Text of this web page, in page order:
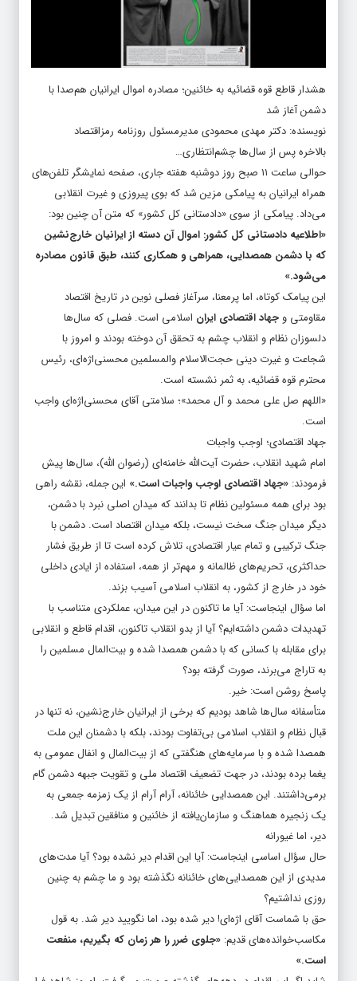
هشدار قاطع قوه قضائیه به خائنین؛ مصادره اموال ایرانیان هم‌صدا با
دشمن آغاز شد
نویسنده: دکتر مهدی محمودی مدیرمسئول روزنامه رمزاقتصاد
بالاخره پس از سال‌ها چشم‌انتظاری…
حوالی ساعت ۱۱ صبح روز دوشنبه هفته جاری، صفحه نمایشگر تلفن‌های
همراه ایرانیان به پیامکی مزین شد که بوی پیروزی و غیرت انقلابی
می‌داد. پیامکی از سوی «دادستانی کل کشور» که متن آن چنین بود:
«اطلاعیه دادستانی کل کشور: اموال آن دسته از ایرانیان خارج‌نشین
که با دشمن همصدایی، همراهی و همکاری کنند، طبق قانون مصادره
می‌شود.»
این پیامک کوتاه، اما پرمعنا، سرآغاز فصلی نوین در تاریخ اقتصاد
مقاومتی و جهاد اقتصادی ایران اسلامی است. فصلی که سال‌ها
دلسوزان نظام و انقلاب چشم به تحقق آن دوخته بودند و امروز با
شجاعت و غیرت دینی حجت‌الاسلام والمسلمین محسنی‌اژه‌ای، رئیس
محترم قوه قضائیه، به ثمر نشسته است.
«اللهم صل علی محمد و آل محمد»؛ سلامتی آقای محسنی‌اژه‌ای واجب
است.
جهاد اقتصادی؛ اوجب واجبات
امام شهید انقلاب، حضرت آیت‌الله خامنه‌ای (رضوان الله)، سال‌ها پیش
فرمودند: «جهاد اقتصادی اوجب واجبات است.» این جمله، نقشه راهی
بود برای همه مسئولین نظام تا بدانند که میدان اصلی نبرد با دشمن،
دیگر میدان جنگ سخت نیست، بلکه میدان اقتصاد است. دشمن با
جنگ ترکیبی و تمام عیار اقتصادی، تلاش کرده است تا از طریق فشار
حداکثری، تحریم‌های ظالمانه و مهم‌تر از همه، استفاده از ایادی داخلی
خود در خارج از کشور، به انقلاب اسلامی آسیب بزند.
اما سؤال اینجاست: آیا ما تاکنون در این میدان، عملکردی متناسب با
تهدیدات دشمن داشته‌ایم؟ آیا از بدو انقلاب تاکنون، اقدام قاطع و انقلابی
برای مقابله با کسانی که با دشمن همصدا شده و بیت‌المال مسلمین را
به تاراج می‌برند، صورت گرفته بود؟
پاسخ روشن است: خیر.
متأسفانه سال‌ها شاهد بودیم که برخی از ایرانیان خارج‌نشین، نه تنها در
قبال نظام و انقلاب اسلامی بی‌تفاوت بودند، بلکه با دشمنان این ملت
همصدا شده و با سرمایه‌های هنگفتی که از بیت‌المال و انفال عمومی به
یغما برده بودند، در جهت تضعیف اقتصاد ملی و تقویت جبهه دشمن گام
برمی‌داشتند. این همصدایی خائنانه، آرام آرام از یک زمزمه جمعی به
یک زنجیره هماهنگ و سازمان‌یافته از خائنین و منافقین تبدیل شد.
دیر، اما غیورانه
حال سؤال اساسی اینجاست: آیا این اقدام دیر نشده بود؟ آیا مدت‌های
مدیدی از این همصدایی‌های خائنانه نگذشته بود و ما چشم به چنین
روزی نداشتیم؟
حق با شماست آقای اژه‌ای! دیر شده بود، اما نگویید دیر شد. به قول
مکاسب‌خوانده‌های قدیم: «جلوی ضرر را هر زمان که بگیریم، منفعت
است.»